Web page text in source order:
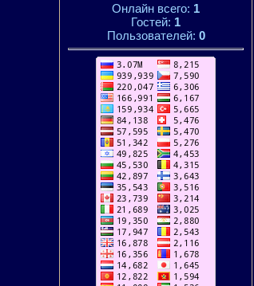
Онлайн всего: 1
Гостей: 1
Пользователей: 0